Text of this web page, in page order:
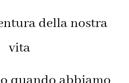
della nostra
vita